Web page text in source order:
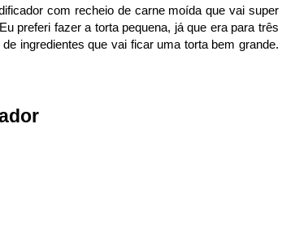
com recheio de carne moída que vai super
preferi fazer a torta pequena, já que era para três
ingredientes que vai ficar uma torta bem grande.